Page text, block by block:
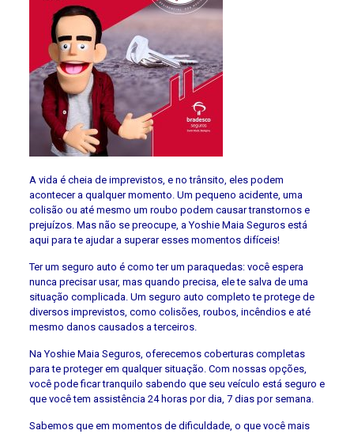
A vida é cheia de imprevistos, e no trânsito, eles podem
acontecer a qualquer momento. Um pequeno acidente, uma
colisão ou até mesmo um roubo podem causar transtornos e
prejuízos. Mas não se preocupe, a Yoshie Maia Seguros está
aqui para te ajudar a superar esses momentos difíceis!
Ter um seguro auto é como ter um paraquedas: você espera
nunca precisar usar, mas quando precisa, ele te salva de uma
situação complicada. Um seguro auto completo te protege de
diversos imprevistos, como colisões, roubos, incêndios e até
mesmo danos causados a terceiros.
Na Yoshie Maia Seguros, oferecemos coberturas completas
para te proteger em qualquer situação. Com nossas opções,
você pode ficar tranquilo sabendo que seu veículo está seguro e
que você tem assistência 24 horas por dia, 7 dias por semana.
Sabemos que em momentos de dificuldade, o que você mais